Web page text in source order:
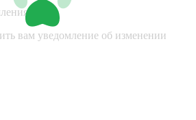
вам уведомление об изменении